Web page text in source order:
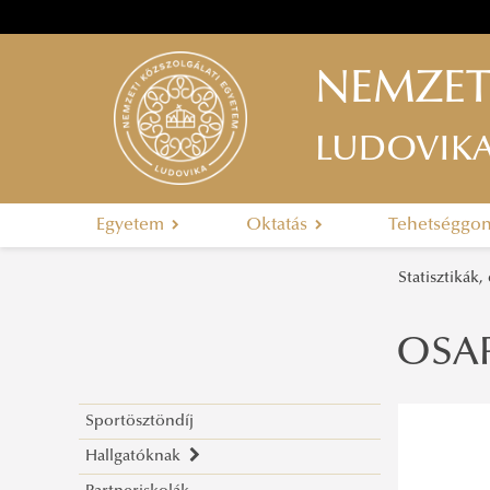
Egyetem Oktatás
Statisztikák,
Sportösztöndíj
Hallgatóknak